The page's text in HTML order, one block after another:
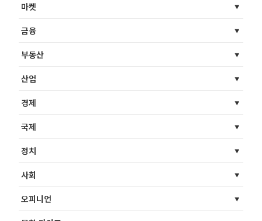
마켓
금융
부동산
산업
경제
국제
정치
사회
오피니언